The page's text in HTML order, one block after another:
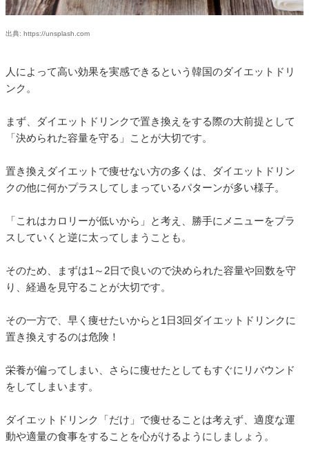
出典: https://unsplash.com
人によって高い効果を実感できるという韓国のダイエットドリ
ンク。
まず、ダイエットドリンクで置き換えをする際の大前提として
「決められた容量を守る」ことが大切です。
置き換えダイエットで痩せない方の多くは、ダイエットドリン
クの他に何かプラスしてしまっているパターンが多い様子。
「これはカロリーが低いから」と考え、勝手にメニューをプラ
スしていくと逆に太ってしまうことも。
そのため、まずは1～2日で良いので決められた容量や回数を守
り、経過を見守ることが大切です。
その一方で、早く痩せたいからと1日3回ダイエットドリンクに
置き換えするのは危険！
栄養が偏ってしまい、さらに痩せたとしてもすぐにリバウンド
をしてしまいます。
ダイエットドリンク「だけ」で痩せることは考えず、適度な運
動や適量の食事をすることを心がけるようにしましょう。